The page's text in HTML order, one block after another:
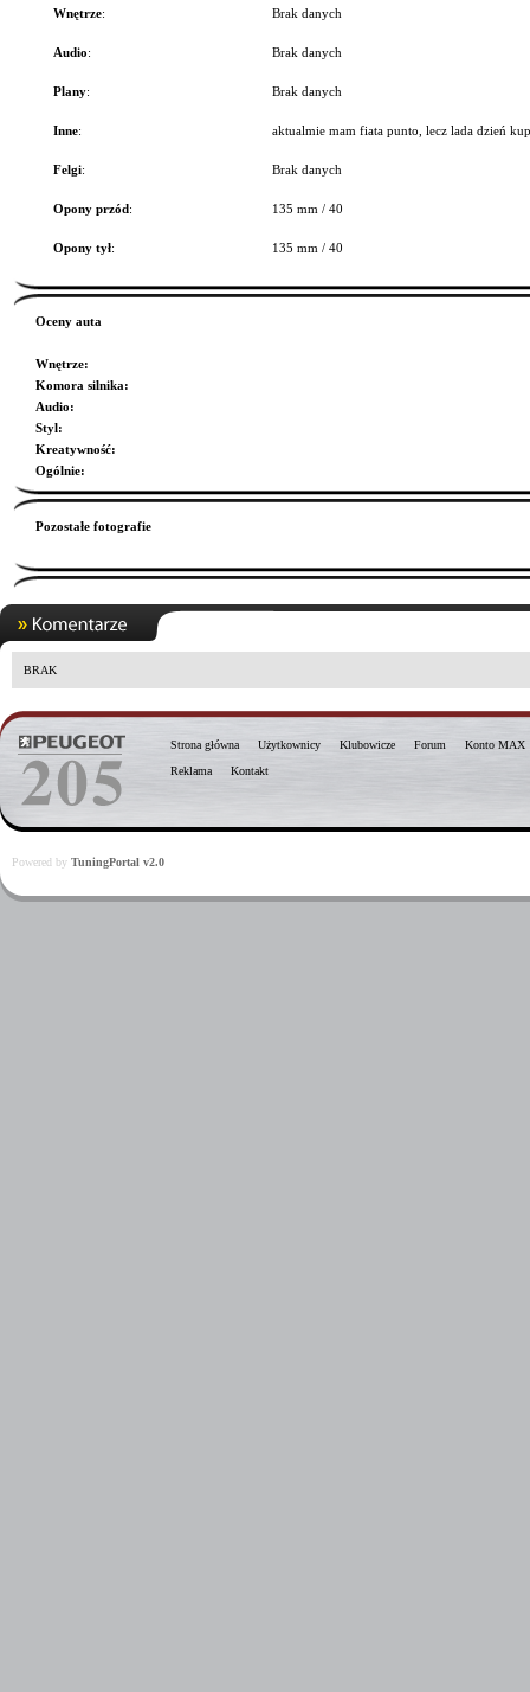
Wnętrze: Brak danych
Audio: Brak danych
Plany: Brak danych
Inne: aktualmie mam fiata punto, lecz lada dzień
Felgi: Brak danych
Opony przód: 135 mm / 40
Opony tył: 135 mm / 40
Oceny auta
Wnętrze:
Komora silnika:
Audio:
Styl:
Kreatywność:
Ogólnie:
Pozostałe fotografie
BRAK
Strona główna Użytkownicy Klubowicze Forum
Konto MAX
Reklama
Kontakt
Powered by TuningPortal v2.0